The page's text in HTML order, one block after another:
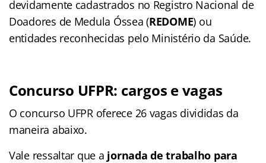
devidamente cadastrados no Registro Nacional de
Doadores de Medula Óssea (REDOME) ou
entidades reconhecidas pelo Ministério da Saúde.
Concurso UFPR: cargos e vagas
O concurso UFPR oferece 26 vagas divididas da
maneira abaixo.
Vale ressaltar que a jornada de trabalho para